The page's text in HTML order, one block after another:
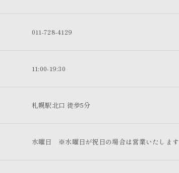
011-728-4129
11:00-19:30
札幌駅北口 徒歩5分
水曜日 ※水曜日が祝日の場合は営業いたします